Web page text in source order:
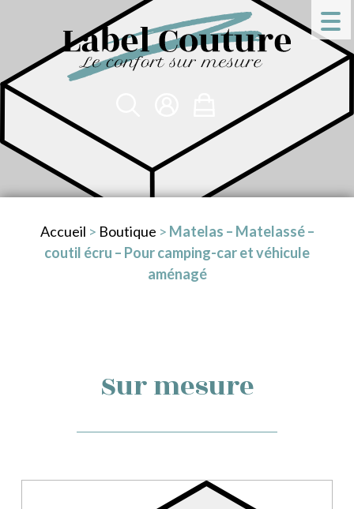
Accueil > Boutique > Matelas – Matelassé –
coutil écru – Pour camping-car et véhicule
aménagé
Sur mesure